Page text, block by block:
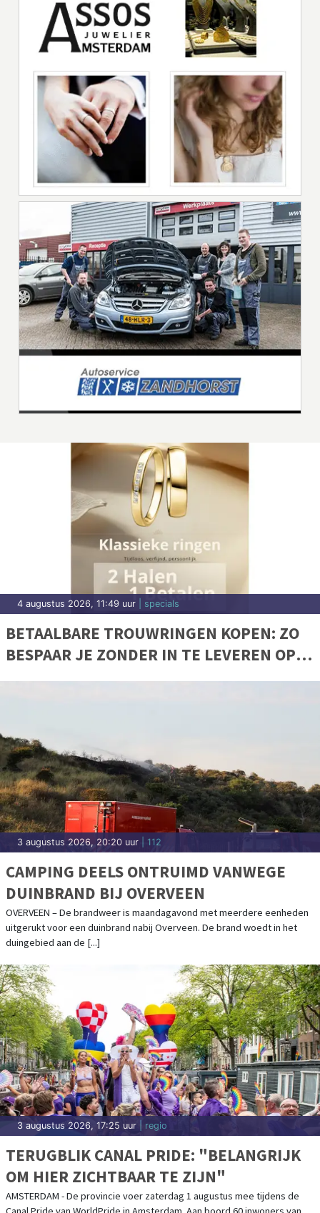
4 augustus 2026, 11:49 uur | specials
BETAALBARE TROUWRINGEN KOPEN: ZO
BESPAAR JE ZONDER IN TE LEVEREN OP
3 augustus 2026, 20:20 uur | 112
CAMPING DEELS ONTRUIMD VANWEGE
DUINBRAND BIJ OVERVEEN
OVERVEEN – De brandweer is maandagavond met meerdere eenheden
uitgerukt voor een duinbrand nabij Overveen. De brand woedt in het
duingebied aan de [...]
3 augustus 2026, 17:25 uur | regio
TERUGBLIK CANAL PRIDE: "BELANGRIJK
OM HIER ZICHTBAAR TE ZIJN"
AMSTERDAM - De provincie voer zaterdag 1 augustus mee tijdens de